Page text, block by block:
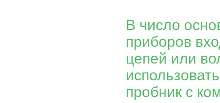
В число
приборов
цепей или
пробник с